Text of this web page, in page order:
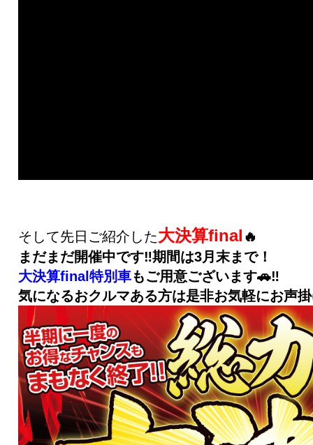
そして先日ご紹介した大決算final 🔥
まだまだ開催中です‼️期間は3月末まで！
大決算final特別車もご用意ございます🚗‼️
気になるおクルマある方は是非お気軽にお声